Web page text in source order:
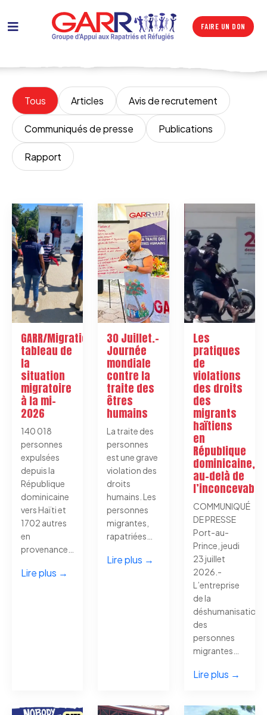
FAIRE UN DON
Tous Articles Avis de recrutement
Communiqués de presse Publications
Rapport
GARR/Migration:
tableau de
la
situation
migratoire
à la mi-
2026
140 018
personnes
expulsées
depuis la
République
dominicaine
vers Haïti et
1702 autres
en
provenance…
Lire plus →
30 Juillet.-
Journée
mondiale
contre la
traite des
êtres
humains
La traite des
personnes
est une grave
violation des
droits
humains. Les
personnes
migrantes,
rapatriées…
Lire plus →
Les
pratiques
de
violations
des droits
des
migrants
haïtiens
en
République
dominicaine,
au-delà de
l’inconcevable
COMMUNIQUÉ
DE PRESSE
Port-au-
Prince, jeudi
23 juillet
2026.-
L’entreprise
de la
déshumanisation
des
personnes
migrantes…
Lire plus →